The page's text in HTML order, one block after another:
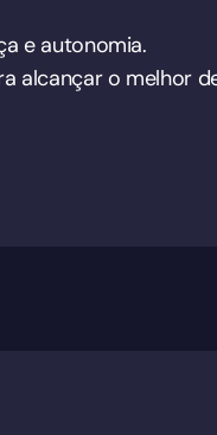
e autonomia.
alcançar o melhor